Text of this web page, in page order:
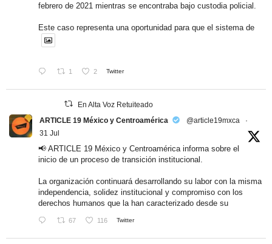
febrero de 2021 mientras se encontraba bajo custodia policial.
Este caso representa una oportunidad para que el sistema de
1 2 Twitter
En Alta Voz Retuiteado
ARTICLE 19 México y Centroamérica
@article19mxca
·
31 Jul
📢 ARTICLE 19 México y Centroamérica informa sobre el
inicio de un proceso de transición institucional.
La organización continuará desarrollando su labor con la misma
independencia, solidez institucional y compromiso con los
derechos humanos que la han caracterizado desde su
67 116 Twitter